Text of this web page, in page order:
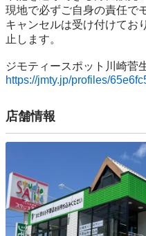
現地で必ずご⾃⾝の責任で
キャンセルは受け付けてお
⽌します。
https://jmty.jp/profiles/
店舗情報